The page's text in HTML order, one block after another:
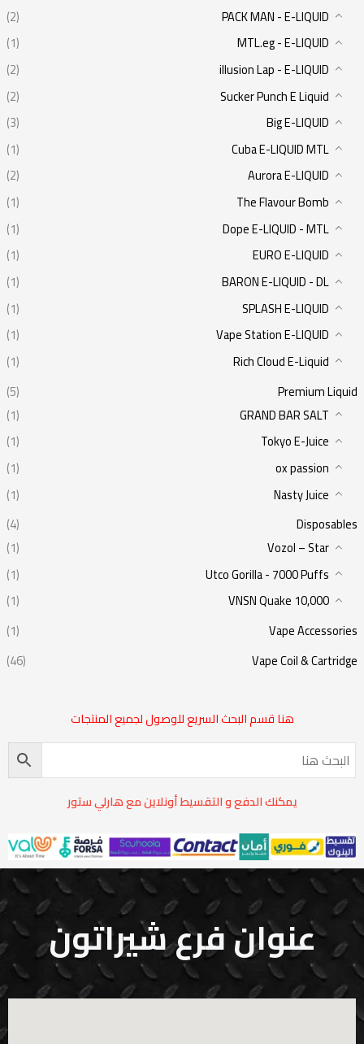
PACK MAN - E-LIQUID
(2)
MTL.eg - E-LIQUID
(1)
illusion Lap - E-LIQUID
(2)
Sucker Punch E Liquid
(2)
Big E-LIQUID
(3)
Cuba E-LIQUID MTL
(1)
Aurora E-LIQUID
(2)
The Flavour Bomb
(1)
Dope E-LIQUID - MTL
(1)
EURO E-LIQUID
(1)
BARON E-LIQUID - DL
(1)
SPLASH E-LIQUID
(1)
Vape Station E-LIQUID
(1)
Rich Cloud E-Liquid
(1)
Premium Liquid
(5)
GRAND BAR SALT
(1)
Tokyo E-Juice
(1)
ox passion
(1)
Nasty Juice
(1)
Disposables
(4)
Vozol – Star
(1)
Utco Gorilla - 7000 Puffs
(1)
VNSN Quake 10,000
(1)
Vape Accessories
(1)
Vape Coil & Cartridge
(46)
هنا قسم البحث السريع للوصول لجميع المنتجات
يمكنك الدفع و التقسيط أونلاين مع هارلي ستور
عنوان فرع شيراتون